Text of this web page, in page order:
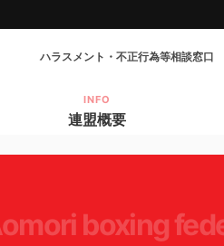
ハラスメント・不正行為等相談窓口
INFO
連盟概要
aomori boxing